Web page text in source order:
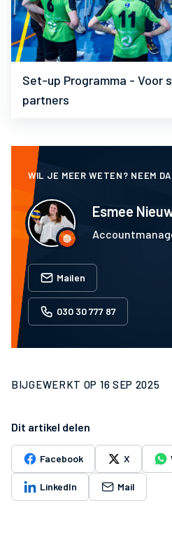
Set-up Programma - Voor
partners
WIL JE MEER WETEN? NEEM
Esmee
Mailen
030 30 777 87
BIJGEWERKT OP 16 SEP 2025
Dit artikel delen
Facebook X
LinkedIn Mail